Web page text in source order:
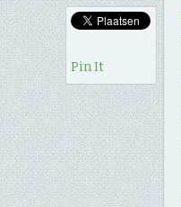
Pin It